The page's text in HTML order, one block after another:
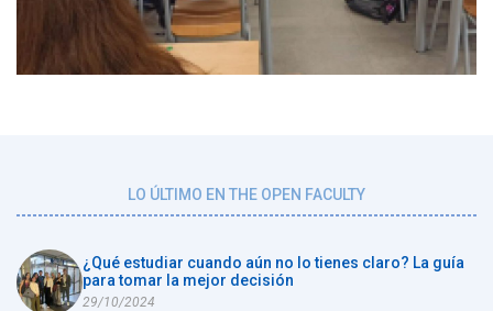
LO ÚLTIMO EN THE OPEN FACULTY
¿Qué estudiar cuando aún no lo tienes claro? La guía
para tomar la mejor decisión
29/10/2024